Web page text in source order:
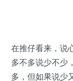
在推仔看来，说
多不多说少不少
多，但如果说少